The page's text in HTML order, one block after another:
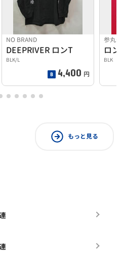
NO BRAND
DEEPRIVER ロンT
BLK/L
4,400 円
参丸一
ロ
BLK
もっと見る